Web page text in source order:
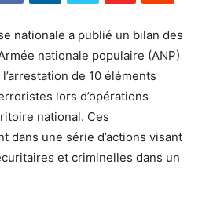
nationale a publié un bilan des
nationale populaire (ANP)
de 10 éléments
lors d’opérations
national. Ces
dans une série d’actions visant
et criminelles dans un